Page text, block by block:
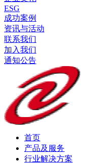
ESG
成功案例
资讯与活动
联系我们
加入我们
通知公告
首页
产品及服务
行业解决方案